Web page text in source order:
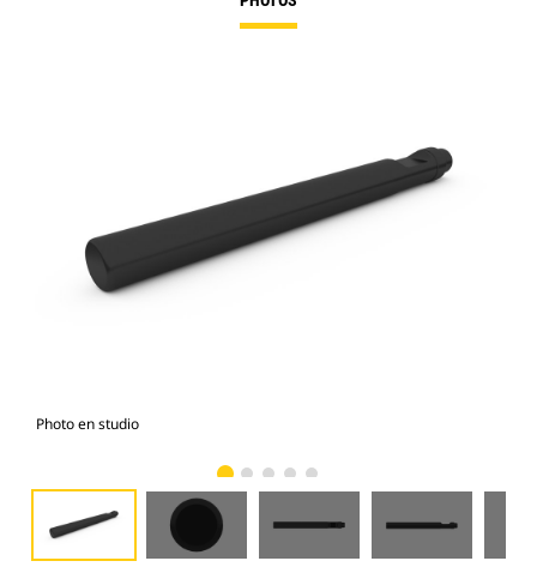
Photo en studio